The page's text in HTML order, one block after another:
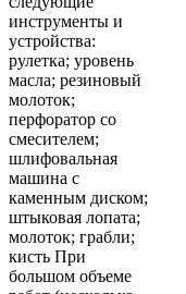
инструменты и
устройства:
рулетка; уровень
масла; резиновый
молоток;
перфоратор со
смесителем;
шлифовальная
машина с
каменным диском;
штыковая лопата;
молоток; грабли;
кисть При
большом объеме